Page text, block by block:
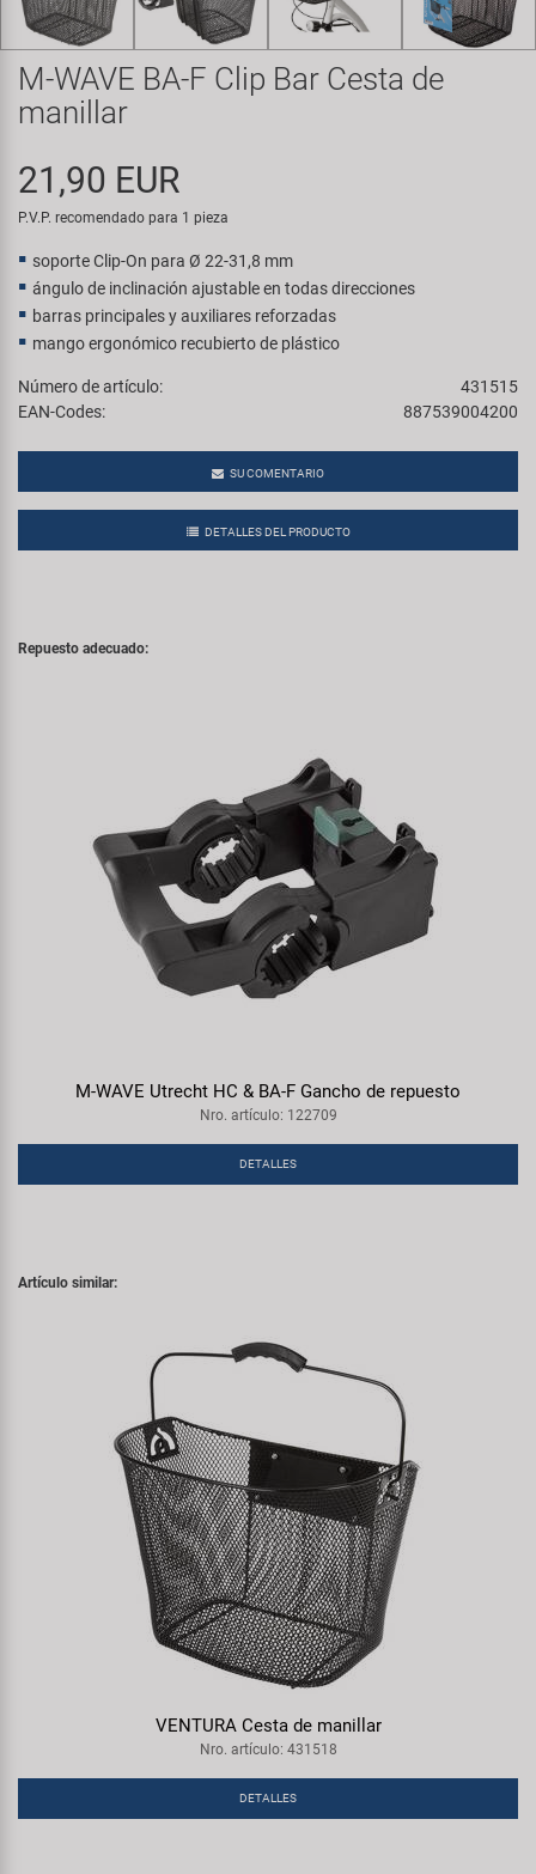
Transporte y Aparcamiento
Super B
Trail-Gator
Todas las marcas
M-WAVE BA-F Clip Bar Cesta de
manillar
21,90 EUR
P.V.P. recomendado para 1 pieza
soporte Clip-On para Ø 22-31,8 mm
ángulo de inclinación ajustable en todas direcciones
barras principales y auxiliares reforzadas
mango ergonómico recubierto de plástico
Número de artículo:
431515
EAN-Codes:
887539004200
SU COMENTARIO
DETALLES DEL PRODUCTO
Repuesto adecuado:
M-WAVE Utrecht HC & BA-F Gancho de repuesto
Nro. artículo: 122709
DETALLES
Artículo similar:
VENTURA Cesta de manillar
Nro. artículo: 431518
DETALLES